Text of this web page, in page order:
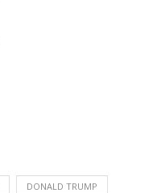
DONALD TRUMP